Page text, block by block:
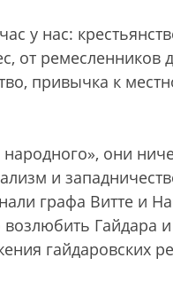
у нас:
от
привычка к
они
и
графа Витте и
Гайдара
гайдаровских